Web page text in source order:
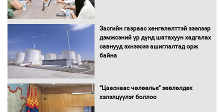
Засгийн газраас хөнгөлөлттэй зээлээр
дэмжсэний үр дүнд шатахуун хадгалах
савнууд эхнээсээ ашиглалтад орж
байна
“Цааснаас чөлөөлье” зөвлөлдөх
хэлэлцүүлэг боллоо